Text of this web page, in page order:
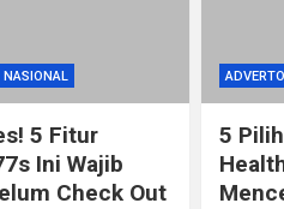
NASIONAL
5 Fitur
Ini Wajib
Check Out
5